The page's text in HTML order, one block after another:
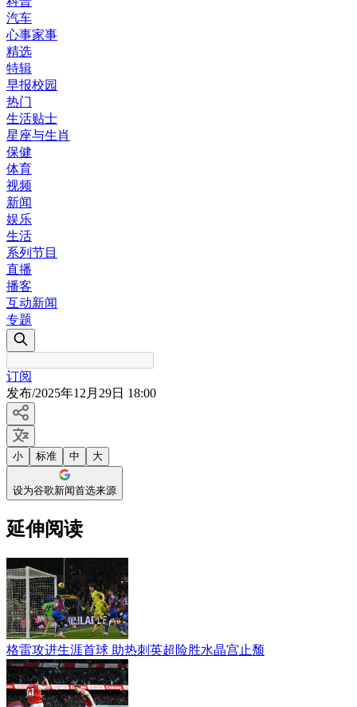
汽车
心事家事
精选
特辑
早报校园
热门
生活贴士
星座与生肖
保健
体育
视频
新闻
娱乐
生活
系列节目
直播
播客
互动新闻
专题
订阅
发布/2025年12月29日 18:00
小 标准 中 大
设为谷歌新闻首选来源
延伸阅读
格雷攻进生涯首球 助热刺英超险胜水晶宫止颓